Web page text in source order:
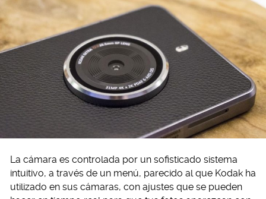
La cámara es controlada por un sofisticado sistema
intuitivo, a través de un menú, parecido al que Kodak ha
utilizado en sus cámaras, con ajustes que se pueden